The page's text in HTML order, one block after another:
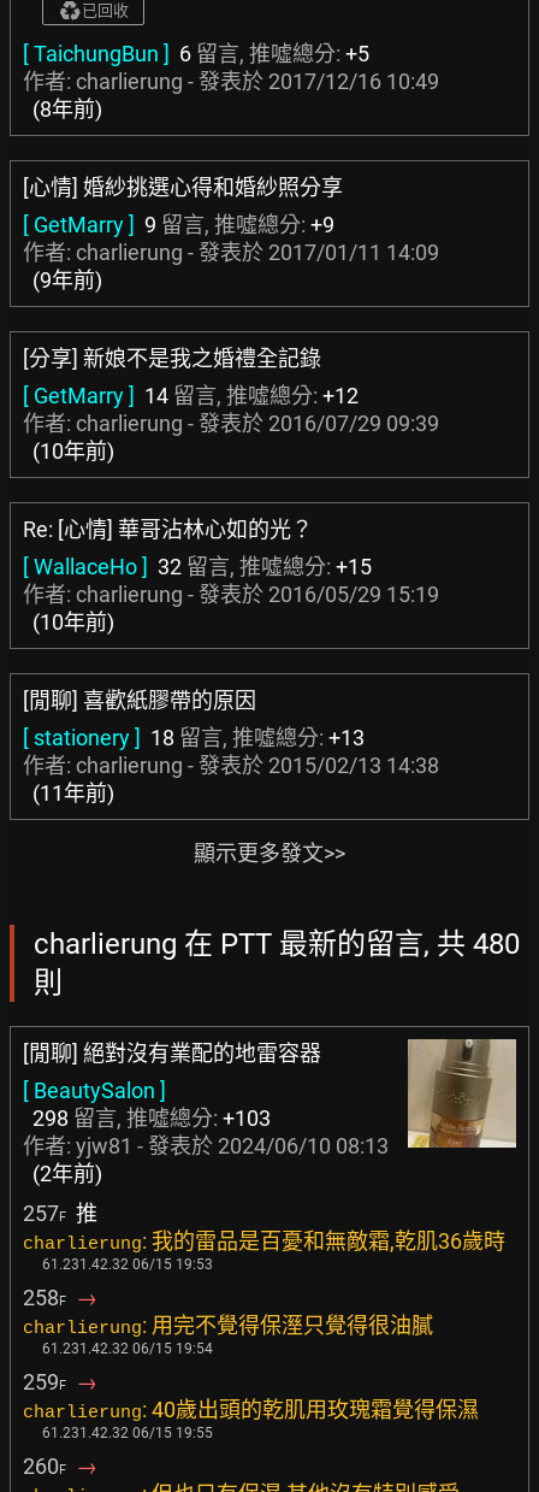
已回收
[ TaichungBun ] 6 留言, 推噓總分: +5
作者: charlierung - 發表於 2017/12/16 10:49
(8年前)
[心情] 婚紗挑選心得和婚紗照分享
[ GetMarry ] 9 留言, 推噓總分: +9
作者: charlierung - 發表於 2017/01/11 14:09
(9年前)
[分享] 新娘不是我之婚禮全記錄
[ GetMarry ] 14 留言, 推噓總分: +12
作者: charlierung - 發表於 2016/07/29 09:39
(10年前)
Re: [心情] 華哥沾林心如的光？
[ WallaceHo ] 32 留言, 推噓總分: +15
作者: charlierung - 發表於 2016/05/29 15:19
(10年前)
[閒聊] 喜歡紙膠帶的原因
[ stationery ] 18 留言, 推噓總分: +13
作者: charlierung - 發表於 2015/02/13 14:38
(11年前)
顯示更多發文>>
charlierung 在 PTT 最新的留言, 共 480
則
[閒聊] 絕對沒有業配的地雷容器
[ BeautySalon ]
298 留言, 推噓總分: +103
作者: yjw81 - 發表於 2024/06/10 08:13
(2年前)
257F 推
charlierung: 我的雷品是百憂和無敵霜,乾肌36歲時
61.231.42.32 06/15 19:53
258F →
charlierung: 用完不覺得保溼只覺得很油膩
61.231.42.32 06/15 19:54
259F →
charlierung: 40歲出頭的乾肌用玫瑰霜覺得保濕
61.231.42.32 06/15 19:55
260F →